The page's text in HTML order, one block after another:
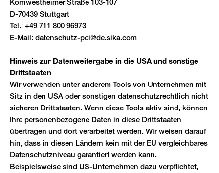
Kornwestheimer Straße 103-107
D-70439 Stuttgart
Tel.: +49 711 800 96973
E-Mail: datenschutz-pci@de.sika.com
Hinweis zur Datenweitergabe in die USA und sonstige
Drittstaaten
Wir verwenden unter anderem Tools von Unternehmen mit
Sitz in den USA oder sonstigen datenschutzrechtlich nicht
sicheren Drittstaaten. Wenn diese Tools aktiv sind, können
Ihre personenbezogene Daten in diese Drittstaaten
übertragen und dort verarbeitet werden. Wir weisen darauf
hin, dass in diesen Ländern kein mit der EU vergleichbares
Datenschutzniveau garantiert werden kann.
Beispielsweise sind US-Unternehmen dazu verpflichtet,